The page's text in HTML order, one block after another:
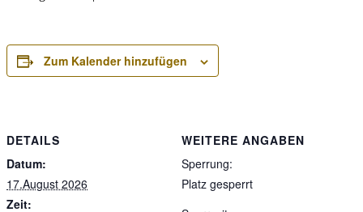
Zum Kalender hinzufügen
DETAILS
Datum:
17.August 2026
Zeit:
WEITERE ANGABEN
Sperrung:
Platz gesperrt